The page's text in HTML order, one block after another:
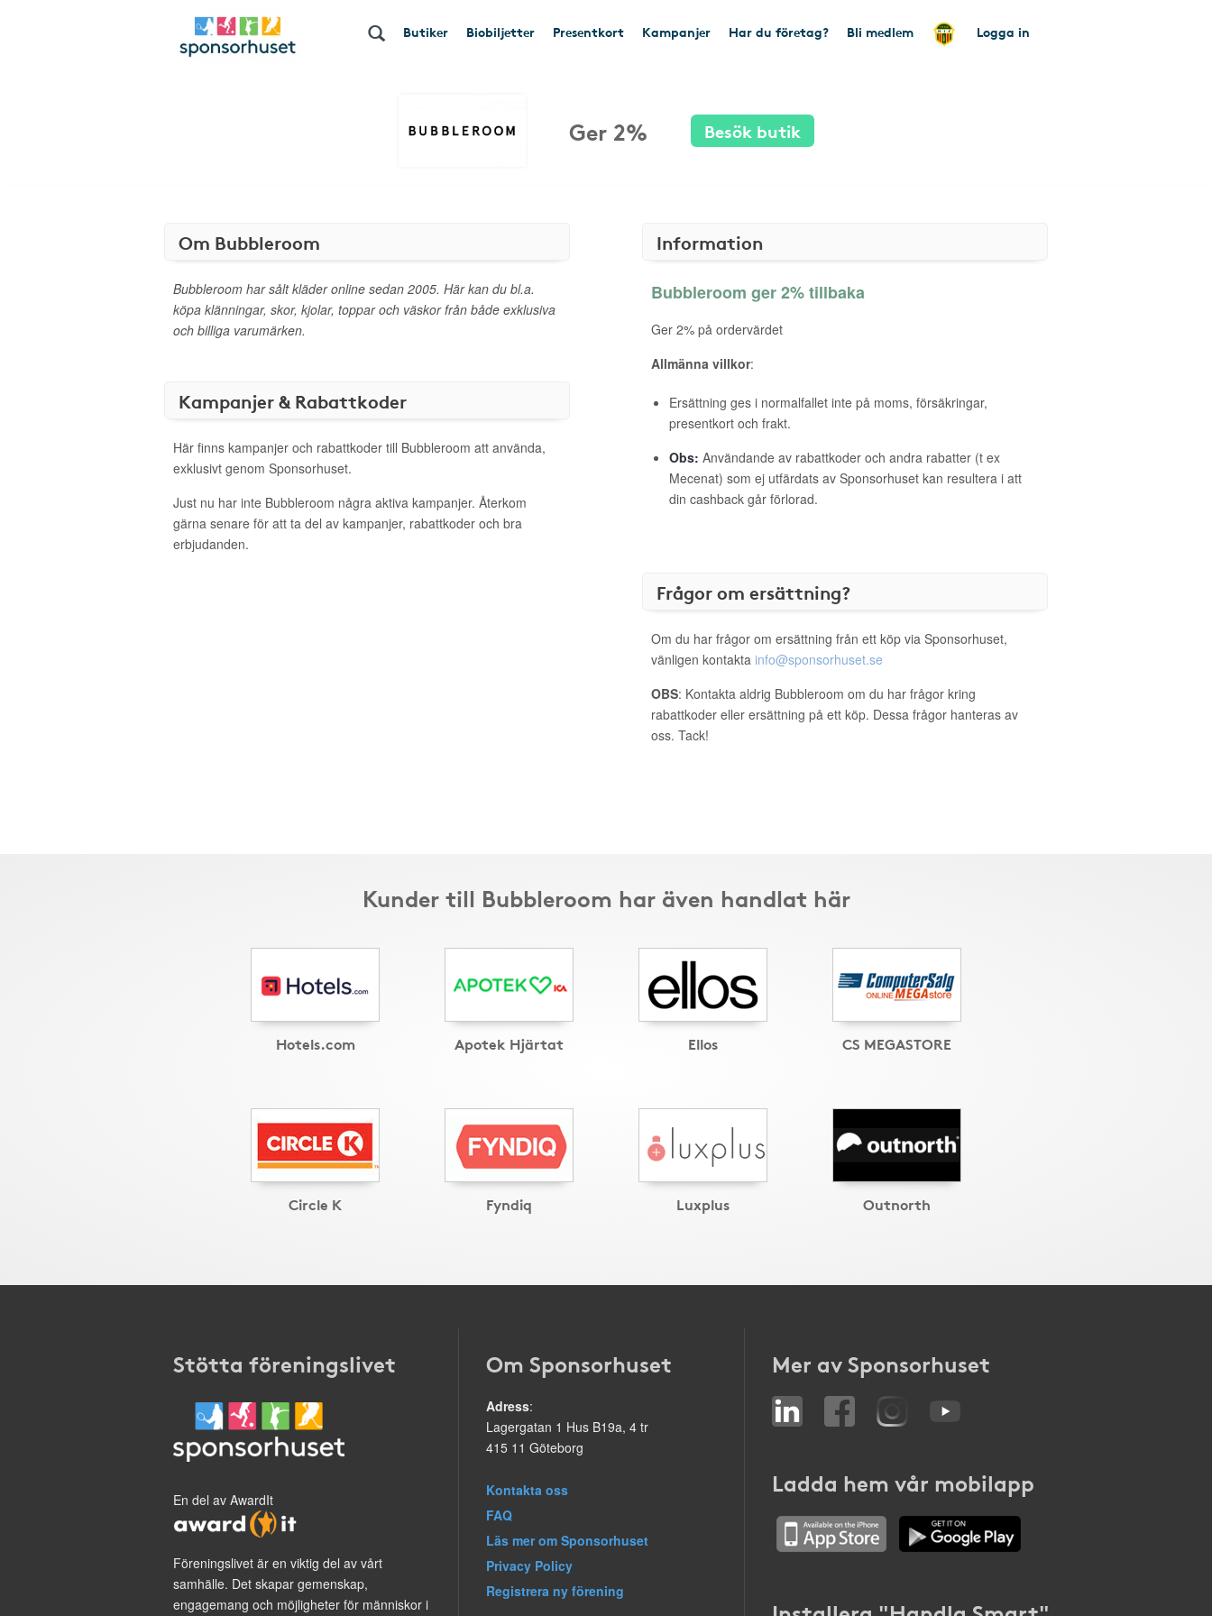
Butiker Biobiljetter Presentkort Kampanjer Har du företag? Bli medlem Logga in
Ger 2% Besök butik
Om Bubbleroom
Bubbleroom har sålt kläder online sedan 2005. Här kan du bl.a.
köpa klänningar, skor, kjolar, toppar och väskor från både exklusiva
och billiga varumärken.
Kampanjer & Rabattkoder
Här finns kampanjer och rabattkoder till Bubbleroom att använda,
exklusivt genom Sponsorhuset.
Just nu har inte Bubbleroom några aktiva kampanjer. Återkom
gärna senare för att ta del av kampanjer, rabattkoder och bra
erbjudanden.
Information
Bubbleroom ger 2% tillbaka
Ger 2% på ordervärdet
Allmänna villkor:
Ersättning ges i normalfallet inte på moms, försäkringar,
presentkort och frakt.
Obs: Användande av rabattkoder och andra rabatter (t ex
Mecenat) som ej utfärdats av Sponsorhuset kan resultera i att
din cashback går förlorad.
Frågor om ersättning?
Om du har frågor om ersättning från ett köp via Sponsorhuset,
vänligen kontakta info@sponsorhuset.se
OBS: Kontakta aldrig Bubbleroom om du har frågor kring
rabattkoder eller ersättning på ett köp. Dessa frågor hanteras av
oss. Tack!
Kunder till Bubbleroom har även handlat här
Hotels.com Apotek Hjärtat Ellos CS MEGASTORE
Circle K Fyndiq Luxplus Outnorth
Stötta föreningslivet
En del av AwardIt
Föreningslivet är en viktig del av vårt
samhälle. Det skapar gemenskap,
engagemang och möjligheter för människor i
Om Sponsorhuset
Adress:
Lagergatan 1 Hus B19a, 4 tr
415 11 Göteborg
Kontakta oss
FAQ
Läs mer om Sponsorhuset
Privacy Policy
Registrera ny förening
Mer av Sponsorhuset
Ladda hem vår mobilapp